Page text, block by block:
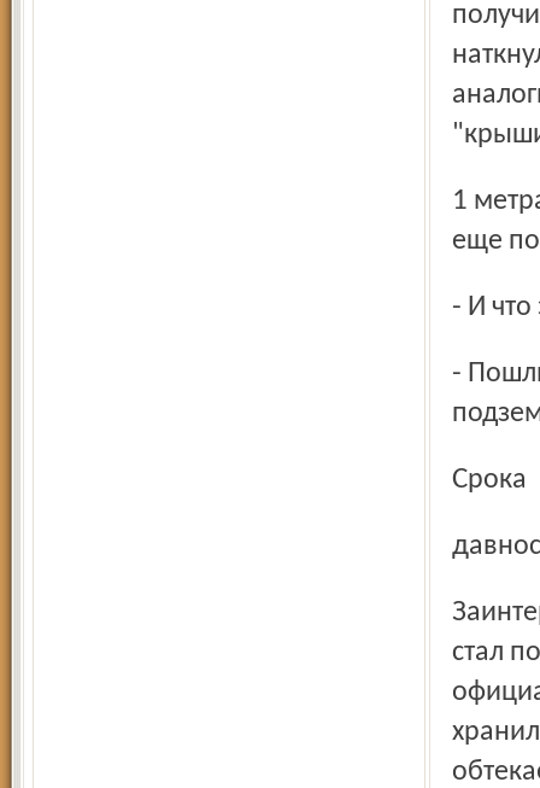
1 метра. Затем идет десятисантиметровый слой свинца и
еще
- И
- Пошли вдруг грунтовые воды, еле ноги они унесли из
Срока
Заинтересовавшись историей бункера, Алексей Бурцев
стал